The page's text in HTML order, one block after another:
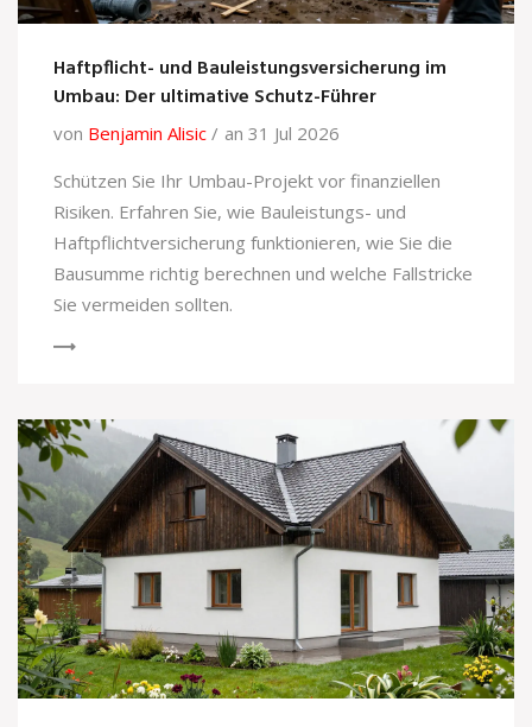
Haftpflicht- und Bauleistungsversicherung im
Umbau: Der ultimative Schutz-Führer
von Benjamin Alisic
an 31 Jul 2026
Schützen Sie Ihr Umbau-Projekt vor finanziellen
Risiken. Erfahren Sie, wie Bauleistungs- und
Haftpflichtversicherung funktionieren, wie Sie die
Bausumme richtig berechnen und welche Fallstricke
Sie vermeiden sollten.